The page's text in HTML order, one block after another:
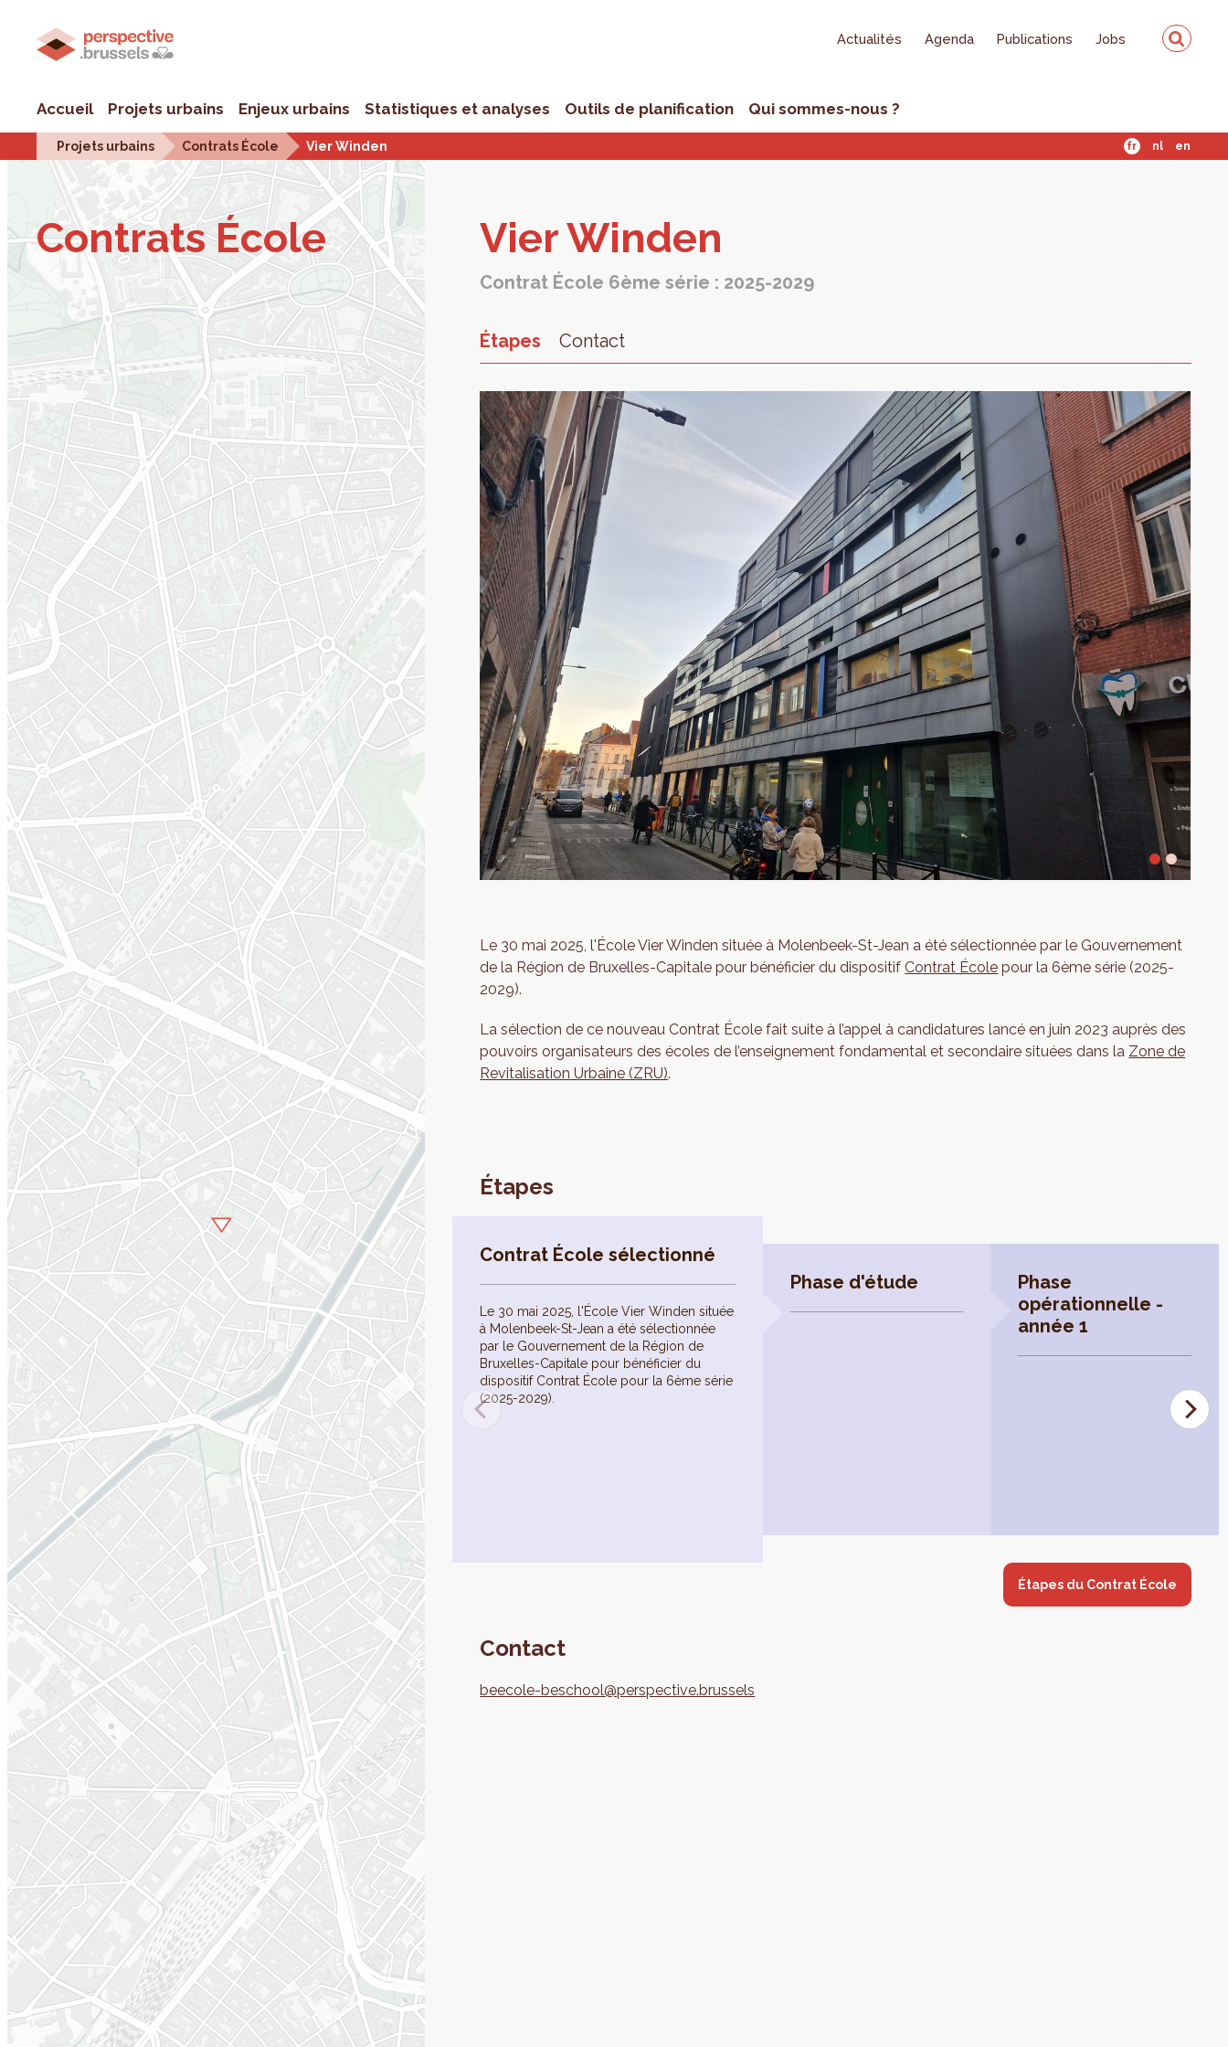
Actualités Agenda Publications Jobs
Accueil Projets urbains Enjeux urbains Statistiques et analyses Outils de planification Qui sommes-nous ?
Projets urbains Contrats École Vier Winden fr nl en
Contrats École Vier Win­den
Contrat École 6ème série : 2025-2029
Étapes Contact
Le 30 mai 2025, l'École Vier Winden située à Molenbeek-St-Jean a été sélectionnée par le Gouvernement
de la Région de Bruxelles-Capitale pour bénéficier du dispositifContrat École pour la 6ème série (2025-
2029).
La sélection de ce nouveau Contrat École fait suite à l’appel à candidatures lancé en juin 2023 auprès des
pouvoirs organisateurs des écoles de l’enseignement fondamental et secondaire situées dans la Zone de
Revitalisation Urbaine (ZRU).
Étapes
Contrat École sélectionné
Le 30 mai 2025, l'École Vier Winden située
à Molenbeek-St-Jean a été sélectionnée
par le Gouvernement de la Région de
Bruxelles-Capitale pour bénéficier du
dispositif Contrat École pour la 6ème série
(2025-2029).
Phase d'étude
Phase
opérationnelle -
année 1
Étapes du Contrat École
Contact
beecole-beschool@perspective.brussels